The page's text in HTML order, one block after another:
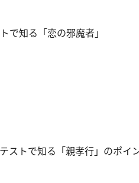
で知る「恋の邪魔者」
ストで知る「親孝行」のポイ